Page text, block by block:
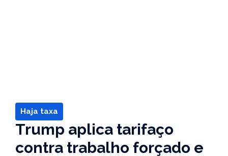
Haja taxa
Trump aplica tarifaço
contra trabalho forçado e